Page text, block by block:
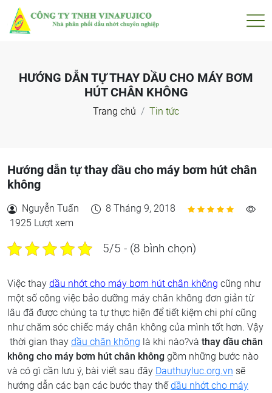
HƯỚNG DẪN TỰ THAY DẦU CHO MÁY BƠM
HÚT CHÂN KHÔNG
Trang chủ Tin tức
Hướng dẫn tự thay dầu cho máy bơm hút chân
không
Nguyễn Tuấn
8 Tháng 9, 2018
1925 Lượt xem
5/5 - (8 bình chọn)
Việc thay dầu nhớt cho máy bơm hút chân không cũng như
một số công việc bảo dưỡng máy chân không đơn giản từ
lâu đã được chúng ta tự thực hiện để tiết kiệm chi phí cũng
như chăm sóc chiếc máy chân không của mình tốt hơn. Vậy
thời gian thay dầu chân không là khi nào?và thay dầu chân
không cho máy bơm hút chân không gồm những bước nào
và có gì cần lưu ý, bài viết sau đây Dauthuyluc.org.vn sẽ
hướng dẫn các bạn các bước thay thếdầu nhớt cho máy